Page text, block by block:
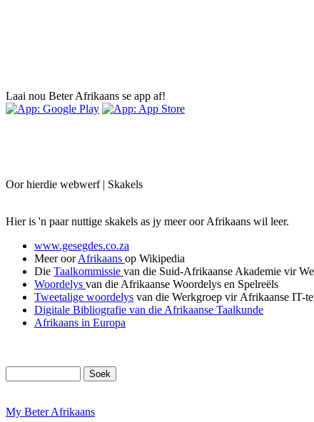
Laai nou Beter Afrikaans se app af!
Oor hierdie webwerf | Skakels
Hier is 'n paar nuttige skakels as jy meer oor Afrikaans wil leer.
www.gesegdes.co.za
Meer oorAfrikaans op Wikipedia
Die Taalkommissie van die Suid-Afrikaanse Akademie vir
Woordelys van die Afrikaanse Woordelys en Spelreëls
Tweetalige woordelys van die Werkgroep vir Afrikaanse IT-
Digitale Bibliografie van die Afrikaanse Taalkunde
Afrikaans in Europa
My Beter Afrikaans